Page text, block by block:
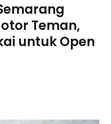
Teman,
untuk Open